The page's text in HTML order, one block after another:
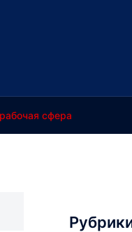
сфера